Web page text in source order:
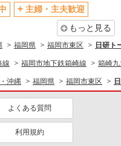
円 ＜日払い有/週払い有/交
詳細を見る
でこぢんまりしたグルホ＊
円 ＜日払い有/週払い有/交
主婦・主夫歓迎
もっと見る
福岡県 福岡市東区 日研ト
線 福岡市地下鉄箱崎線 箱崎
沖縄 福岡県 福岡市東区
よくある質問
利用規約